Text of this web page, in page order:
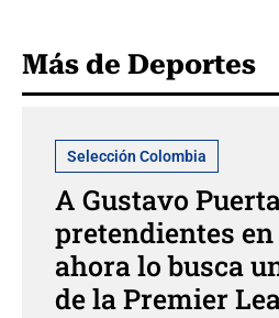
Más de Deportes
Selección Colombia
A Gustavo
pretendientes en
ahora lo busca
de la Premier